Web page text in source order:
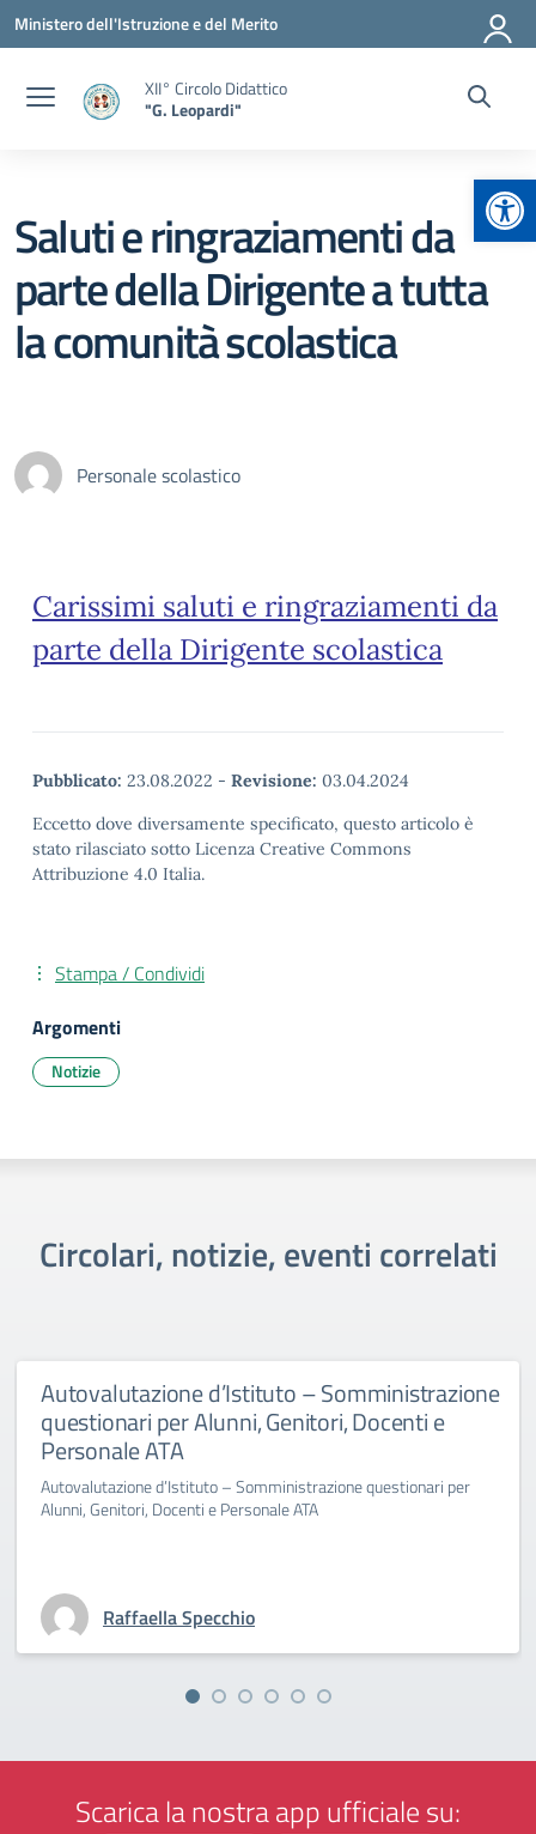
Vai ai contenuti
Vai al menu di navigazione
Vai al footer
Ministero dell'Istruzione e del Merito
XII° Circolo Didattico
"G. Leopardi"
Saluti e ringraziamenti da
parte della Dirigente a tutta
la comunità scolastica
Personale scolastico
Carissimi saluti e ringraziamenti da
parte della Dirigente scolastica
Pubblicato: 23.08.2022 - Revisione: 03.04.2024
Eccetto dove diversamente specificato, questo articolo è
stato rilasciato sotto Licenza Creative Commons
Attribuzione 4.0 Italia.
Stampa / Condividi
Argomenti
Notizie
Circolari, notizie, eventi correlati
Autovalutazione d’Istituto – Somministrazione
questionari per Alunni, Genitori, Docenti e
Personale ATA
Autovalutazione d’Istituto – Somministrazione questionari per
Alunni, Genitori, Docenti e Personale ATA
Raffaella Specchio
Scarica la nostra app ufficiale su: